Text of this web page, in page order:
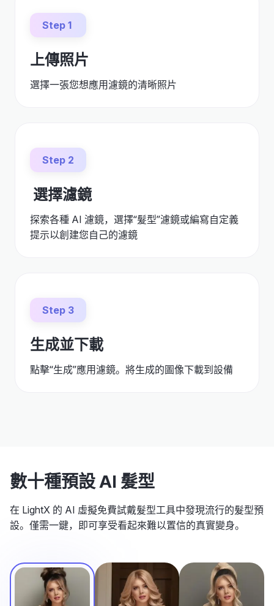
Step 1
上傳照片
選擇一張您想應用濾鏡的清晰照片
Step 2
選擇濾鏡
探索各種 AI 濾鏡，選擇“髮型”濾鏡或編寫自定義
提示以創建您自己的濾鏡
Step 3
生成並下載
點擊“生成”應用濾鏡。將生成的圖像下載到設備
數十種預設 AI 髮型
在 LightX 的 AI 虛擬免費試戴髮型工具中發現流行的髮型預
設。僅需一鍵，即可享受看起來難以置信的真實變身。